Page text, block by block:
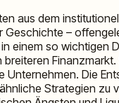
aus dem
–
einem so wichtigen
Die
Strategien